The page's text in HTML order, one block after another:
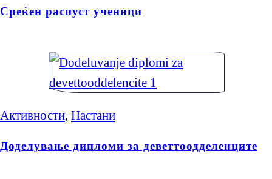
Среќен распуст ученици
Активности, Настани
Доделување дипломи за деветтоодделенците